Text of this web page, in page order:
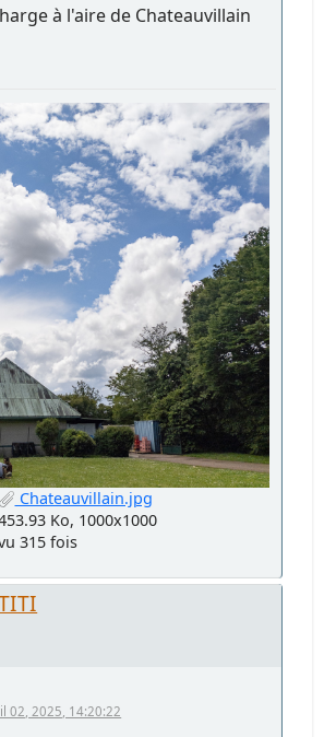
à l'aire de Chateauvillain
Chateauvillain.jpg
Ko, 1000x1000
315 fois
02, 2025, 14:20:22